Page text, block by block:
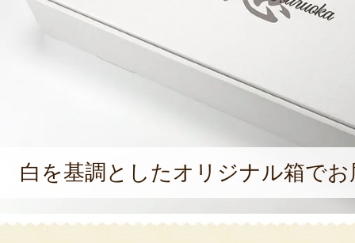
白を基調としたオリジナル箱でお